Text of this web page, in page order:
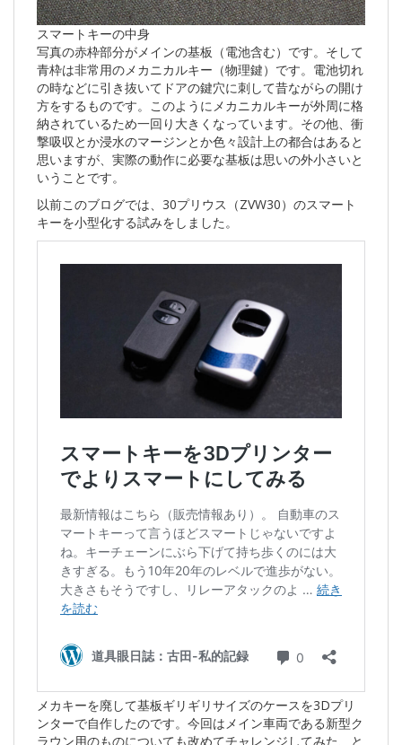
スマートキーの中身
写真の赤枠部分がメインの基板（電池含む）です。そして
青枠は非常用のメカニカルキー（物理鍵）です。電池切れ
の時などに引き抜いてドアの鍵穴に刺して昔ながらの開け
方をするものです。このようにメカニカルキーが外周に格
納されているため一回り大きくなっています。その他、衝
撃吸収とか浸水のマージンとか色々設計上の都合はあると
思いますが、実際の動作に必要な基板は思いの外小さいと
いうことです。
以前このブログでは、30プリウス（ZVW30）のスマート
キーを小型化する試みをしました。
メカキーを廃して基板ギリギリサイズのケースを3Dプリ
ンターで自作したのです。今回はメイン車両である新型ク
ラウン用のものについても改めてチャレンジしてみた、と